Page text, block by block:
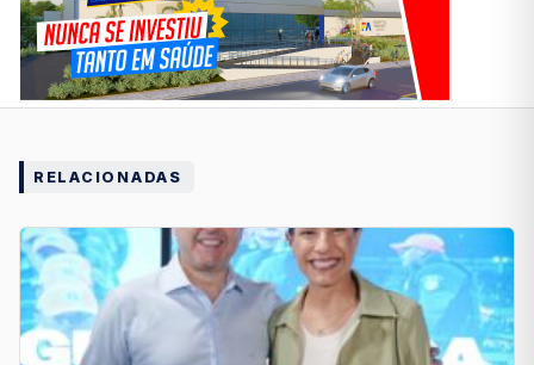
RELACIONADAS